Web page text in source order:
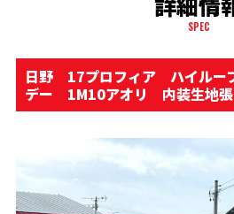
SPEC
日野 17プロフィア ハイル
デー 1M10アオリ 内装生地張